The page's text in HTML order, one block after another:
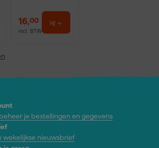
16,00
incl. BTW
je bestellingen en gegevens
wekelijkse nieuwsbrief